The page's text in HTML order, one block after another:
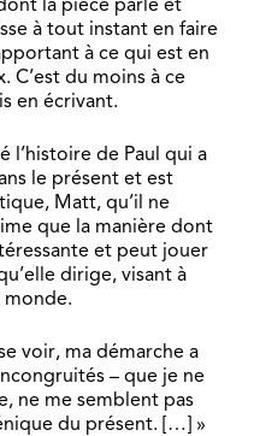
à tout instant en faire
à ce qui est en
C’est du moins à ce
en écrivant.
l’histoire de Paul qui a
le présent et est
Matt, qu’il ne
que la manière dont
et peut jouer
dirige, visant à
voir, ma démarche a
– que je ne
ne me semblent pas
du présent. […] »